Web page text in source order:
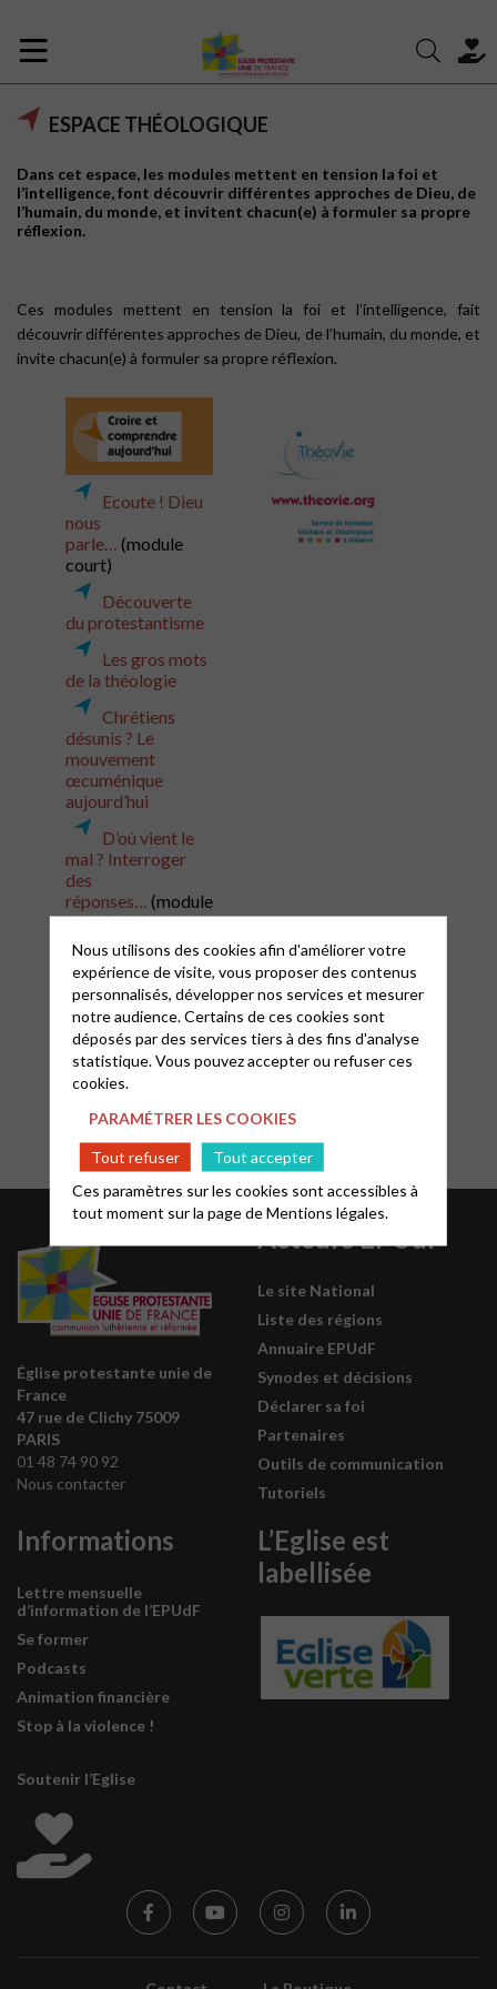
ESPACE THÉOLOGIQUE
Dans cet espace, les modules mettent en tension la foi et
l’intelligence, font découvrir différentes approches de Dieu, de
l’humain, du monde, et invitent chacun(e) à formuler sa propre
réflexion.
Ces modules mettent en tension la foi et l’intelligence, fait
découvrir différentes approches de Dieu, de l’humain, du monde, et
invite chacun(e) à formuler sa propre réflexion.
Ecoute ! Dieu
nous
parle… (module
court)
Découverte
du protestantisme
Les gros mots
de la théologie
Chrétiens
désunis ? Le
mouvement
œcuménique
aujourd’hui
D’où vient le
mal ? Interroger
des
réponses… (module
court)
L’œuvre
théologique de
l’apôtre Paul
Église protestante unie de
France
47 rue de Clichy 75009
PARIS
01 48 74 90 92
Nous contacter
Acteurs EPUdF
Le site National
Liste des régions
Annuaire EPUdF
Synodes et décisions
Déclarer sa foi
Partenaires
Outils de communication
Tutoriels
Informations
Lettre mensuelle
d’information de l’EPUdF
Se former
Podcasts
Animation financière
Stop à la violence !
Soutenir l’Eglise
L’Eglise est
labellisée
Nous utilisons des cookies afin d'améliorer votre
expérience de visite, vous proposer des contenus
personnalisés, développer nos services et mesurer
notre audience. Certains de ces cookies sont
déposés par des services tiers à des fins d'analyse
statistique. Vous pouvez accepter ou refuser ces
cookies.
PARAMÉTRER LES COOKIES
Tout refuser
Tout accepter
Ces paramètres sur les cookies sont accessibles à
tout moment sur la page deMentions légales.